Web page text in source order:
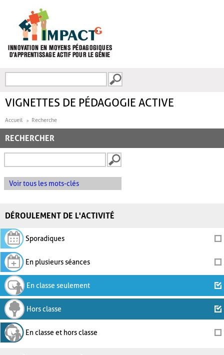
FORMULAIRE DE
VIGNETTES DE PÉDAGOGIE ACTIVE
Accueil Recherche
RECHERCHER
Voir tous les mots-clés
DÉROULEMENT DE L'ACTIVITÉ
Sporadiques
En plusieurs séances
En classe seulement
Hors classe
En classe et hors classe